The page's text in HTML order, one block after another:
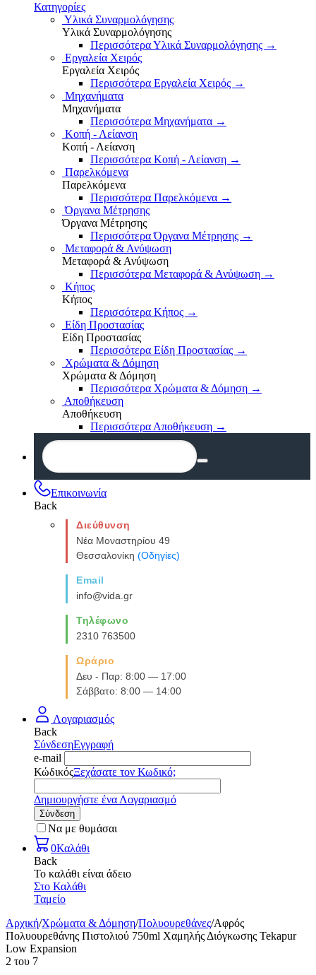
Κατηγορίες
Υλικά Συναρμολόγησης
Υλικά Συναρμολόγησης
Περισσότερα Υλικά Συναρμολόγησης →
Εργαλεία Χειρός
Εργαλεία Χειρός
Περισσότερα Εργαλεία Χειρός →
Μηχανήματα
Μηχανήματα
Περισσότερα Μηχανήματα →
Κοπή - Λείανση
Κοπή - Λείανση
Περισσότερα Κοπή - Λείανση →
Παρελκόμενα
Παρελκόμενα
Περισσότερα Παρελκόμενα →
Όργανα Μέτρησης
Όργανα Μέτρησης
Περισσότερα Όργανα Μέτρησης →
Μεταφορά & Ανύψωση
Μεταφορά & Ανύψωση
Περισσότερα Μεταφορά & Ανύψωση →
Κήπος
Κήπος
Περισσότερα Κήπος →
Είδη Προστασίας
Είδη Προστασίας
Περισσότερα Είδη Προστασίας →
Χρώματα & Δόμηση
Χρώματα & Δόμηση
Περισσότερα Χρώματα & Δόμηση →
Αποθήκευση
Αποθήκευση
Περισσότερα Αποθήκευση →
Επικοινωνία
Back
Διεύθυνση
Νέα Μοναστηρίου 49
Θεσσαλονίκη (Οδηγίες)
Email
info@vida.gr
Τηλέφωνο
2310 763500
Ωράριο
Δευ - Παρ: 8:00 — 17:00
Σάββατο: 8:00 — 14:00
Λογαριασμός
Back
ΣύνδεσηΕγγραφή
e-mail
ΚώδικόςΞεχάσατε τον Κωδικό;
Δημιουργήστε ένα Λογαριασμό
Σύνδεση
Να με θυμάσαι
0Καλάθι
Back
Το καλάθι είναι άδειο
Στο Καλάθι
Ταμείο
Αρχική/Χρώματα & Δόμηση/Πολυουρεθάνες/Αφρός
Πολυουρεθάνης Πιστολιού 750ml Χαμηλής Διόγκωσης Tekapur
Low Expansion
2 του 7